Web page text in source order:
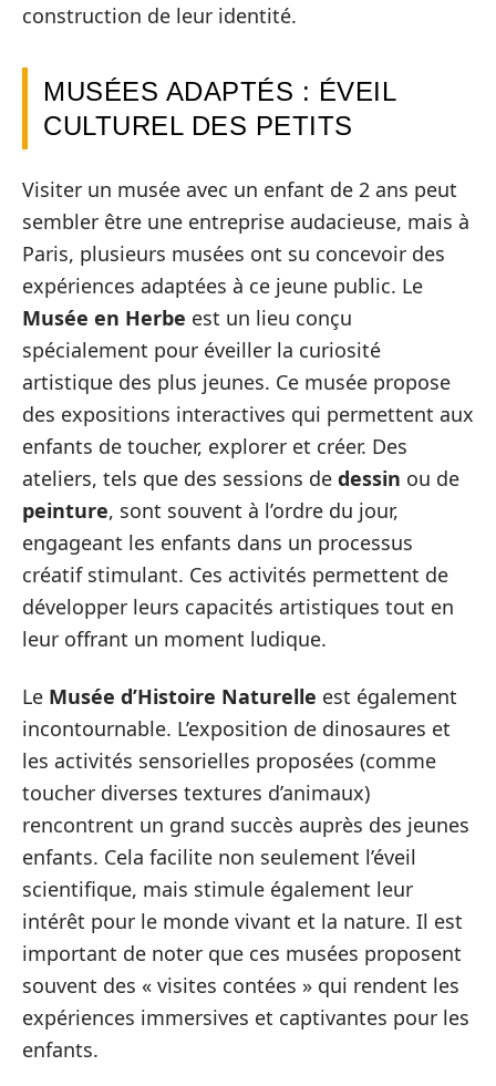
construction de leur identité.
MUSÉES ADAPTÉS : ÉVEIL
CULTUREL DES PETITS
Visiter un musée avec un enfant de 2 ans peut
sembler être une entreprise audacieuse, mais à
Paris, plusieurs musées ont su concevoir des
expériences adaptées à ce jeune public. Le
Musée en Herbe est un lieu conçu
spécialement pour éveiller la curiosité
artistique des plus jeunes. Ce musée propose
des expositions interactives qui permettent aux
enfants de toucher, explorer et créer. Des
ateliers, tels que des sessions de dessin ou de
peinture, sont souvent à l’ordre du jour,
engageant les enfants dans un processus
créatif stimulant. Ces activités permettent de
développer leurs capacités artistiques tout en
leur offrant un moment ludique.
Le Musée d’Histoire Naturelle est également
incontournable. L’exposition de dinosaures et
les activités sensorielles proposées (comme
toucher diverses textures d’animaux)
rencontrent un grand succès auprès des jeunes
enfants. Cela facilite non seulement l’éveil
scientifique, mais stimule également leur
intérêt pour le monde vivant et la nature. Il est
important de noter que ces musées proposent
souvent des « visites contées » qui rendent les
expériences immersives et captivantes pour les
enfants.